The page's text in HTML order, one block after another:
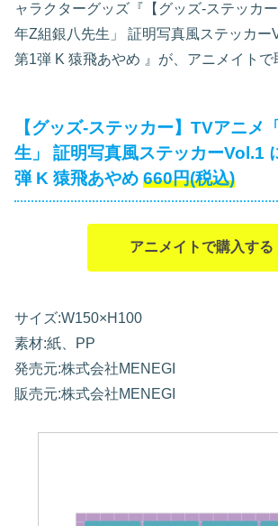
ャラクターグッズ『【グッズ-ステッカ
年Z組銀八先生」 証明写真風ステッカー
第1弾 K 猿飛あやめ 』が、アニメイトで
【グッズ-ステッカー】TVアニメ
生」 証明写真風ステッカーVol.1
弾 K 猿飛あやめ 660円(税込)
アニメイトで購入する
サイズ:W150×H100
素材:紙、PP
発売元:株式会社MENEGI
販売元:株式会社MENEGI